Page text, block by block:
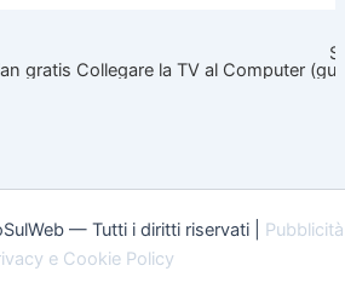
gratis Collegare la TV al Computer
— Tutti i diritti riservati | Pubblicità
e Cookie Policy